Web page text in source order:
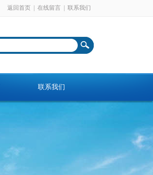
返回首页 在线留言 联系我们
联系我们